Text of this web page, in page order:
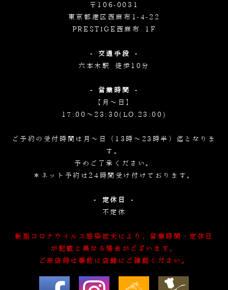
〒106-0031
東京都港区西麻布1-4-22
PRESTIGE西麻布 1F
- 交通手段 -
六本木駅 徒歩10分
- 営業時間 -
【月～日】
17:00～23:30(LO.23:00)
ご予約の受付時間は月～日（13時～23時半）迄となりま
す。
予めご了承ください。
＊ネット予約は24時間受け付けております。
- 定休日 -
不定休
新型コロナウイルス感染拡大により、営業時間・定休日
が記載と異なる場合がございます。
ご来店時は事前に店舗にご確認ください。